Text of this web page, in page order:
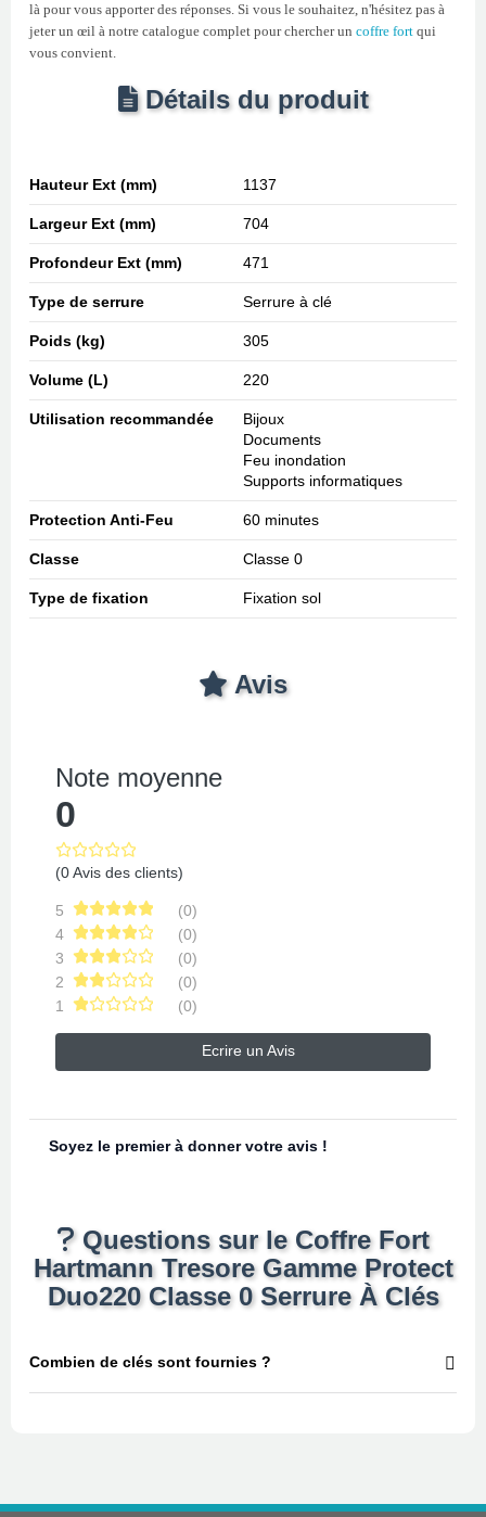
là pour vous apporter des réponses. Si vous le souhaitez, n'hésitez pas à
jeter un œil à notre catalogue complet pour chercher un coffre fort qui
vous convient.
Détails du produit
Hauteur Ext (mm) 1137
Largeur Ext (mm) 704
Profondeur Ext (mm) 471
Type de serrure Serrure à clé
Poids (kg) 305
Volume (L) 220
Utilisation recommandée
Bijoux
Documents
Feu inondation
Supports informatiques
Protection Anti-Feu 60 minutes
Classe Classe 0
Type de fixation Fixation sol
Avis
Note moyenne
0
(0 Avis des clients)
5
(0)
4
(0)
3
(0)
2
(0)
1
(0)
Ecrire un Avis
Soyez le premier à donner votre avis !
Questions sur le Coffre Fort
Hartmann Tresore Gamme Protect
Duo220 Classe 0 Serrure À Clés
Combien de clés sont fournies ?